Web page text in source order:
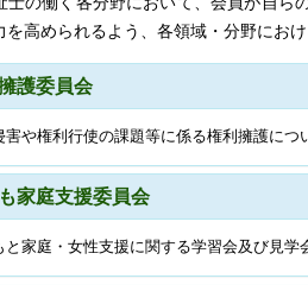
を高められるよう、各領域・分野にお
護委員会
害や権利行使の課題等に係る権利擁護につ
家庭支援委員会
と家庭・女性支援に関する学習会及び見学